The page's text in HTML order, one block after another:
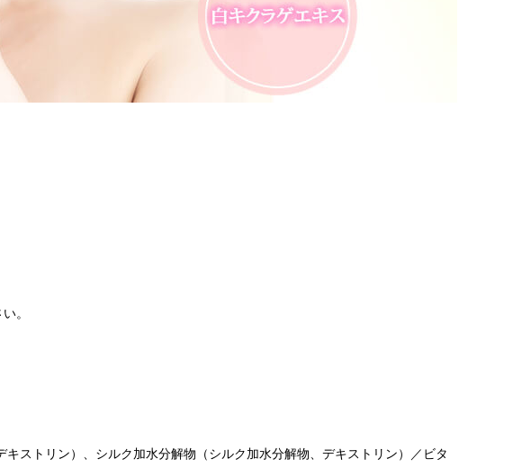
。
ストリン）、シルク加水分解物（シルク加水分解物、デキストリン）／ビタ